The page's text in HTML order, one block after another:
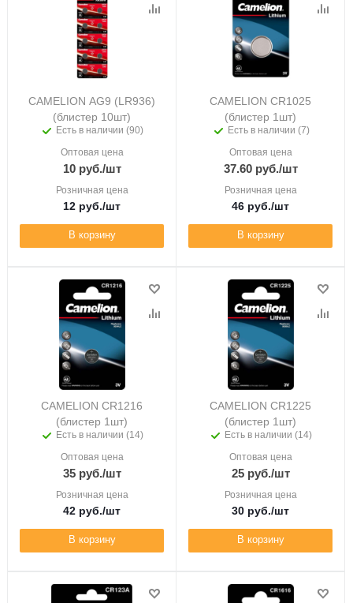
CAMELION AG9 (LR936)
(блистер 10шт)
Есть в наличии (90)
Оптовая цена
10руб./шт
Розничная цена
12 руб./шт
В корзину
CAMELION CR1025
(блистер 1шт)
Есть в наличии (7)
Оптовая цена
37.60руб./шт
Розничная цена
46 руб./шт
В корзину
CAMELION CR1216
(блистер 1шт)
Есть в наличии (14)
Оптовая цена
35руб./шт
Розничная цена
42 руб./шт
В корзину
CAMELION CR1225
(блистер 1шт)
Есть в наличии (14)
Оптовая цена
25руб./шт
Розничная цена
30 руб./шт
В корзину